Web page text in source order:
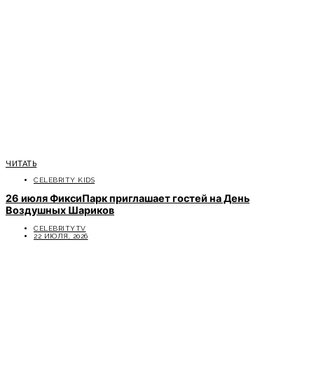
ЧИТАТЬ
CELEBRITY KIDS
26 июля ФиксиПарк приглашает гостей на День
Воздушных Шариков
CELEBRITYTV
22 ИЮЛЯ, 2026